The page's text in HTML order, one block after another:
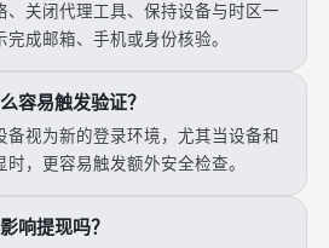
、关闭代理工具、保持设备与时区一
成邮箱、手机或身份核验。
容易触发验证？
备视为新的登录环境，尤其当设备和
，更容易触发额外安全检查。
响提现吗？